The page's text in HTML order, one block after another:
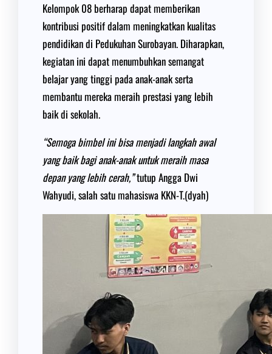
Kelompok 08 berharap dapat memberikan
kontribusi positif dalam meningkatkan kualitas
pendidikan di Pedukuhan Surobayan. Diharapkan,
kegiatan ini dapat menumbuhkan semangat
belajar yang tinggi pada anak-anak serta
membantu mereka meraih prestasi yang lebih
baik di sekolah.
“Semoga bimbel ini bisa menjadi langkah awal
yang baik bagi anak-anak untuk meraih masa
depan yang lebih cerah,”tutup Angga Dwi
Wahyudi, salah satu mahasiswa KKN-T.(dyah)